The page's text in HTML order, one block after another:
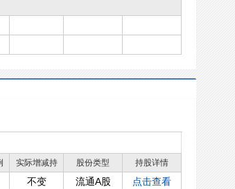
实际增减持 股份类型 持股详情
不变 流通A股
点击查看